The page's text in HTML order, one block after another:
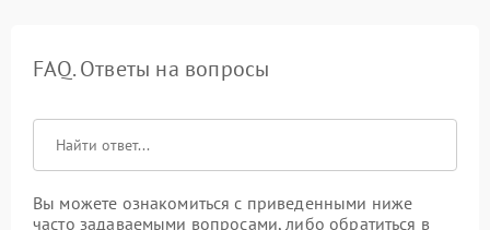
FAQ. Ответы на вопросы
Вы можете ознакомиться с приведенными ниже
часто задаваемыми вопросами, либо обратиться в